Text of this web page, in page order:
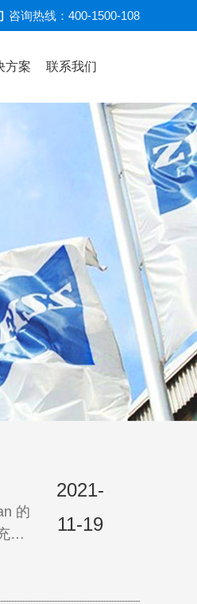
咨询热线： 400-1500-108
方案 联系我们
2021-
11-19